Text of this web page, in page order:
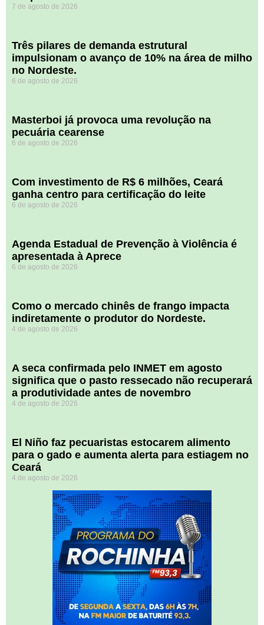
7 de agosto de 2026
​Três pilares de demanda estrutural
impulsionam o avanço de 10% na área de milho
no Nordeste.
6 de agosto de 2026
Masterboi já provoca uma revolução na
pecuária cearense
6 de agosto de 2026
Com investimento de R$ 6 milhões, Ceará
ganha centro para certificação do leite
6 de agosto de 2026
Agenda Estadual de Prevenção à Violência é
apresentada à Aprece
6 de agosto de 2026
​Como o mercado chinês de frango impacta
indiretamente o produtor do Nordeste.
4 de agosto de 2026
A seca confirmada pelo INMET em agosto
significa que o pasto ressecado não recuperará
a produtividade antes de novembro
4 de agosto de 2026
El Niño faz pecuaristas estocarem alimento
para o gado e aumenta alerta para estiagem no
Ceará
4 de agosto de 2026